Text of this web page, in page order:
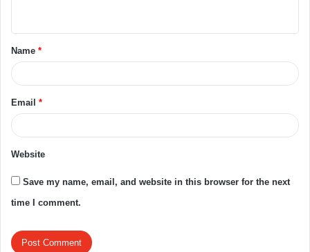
Name *
Email *
Website
Save my name, email, and website in this browser for the next
time I comment.